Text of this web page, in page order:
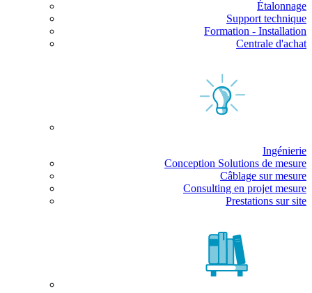
Étalonnage
Support technique
Formation - Installation
Centrale d'achat
Ingénierie
Conception Solutions de mesure
Câblage sur mesure
Consulting en projet mesure
Prestations sur site